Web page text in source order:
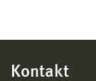
Kontakt